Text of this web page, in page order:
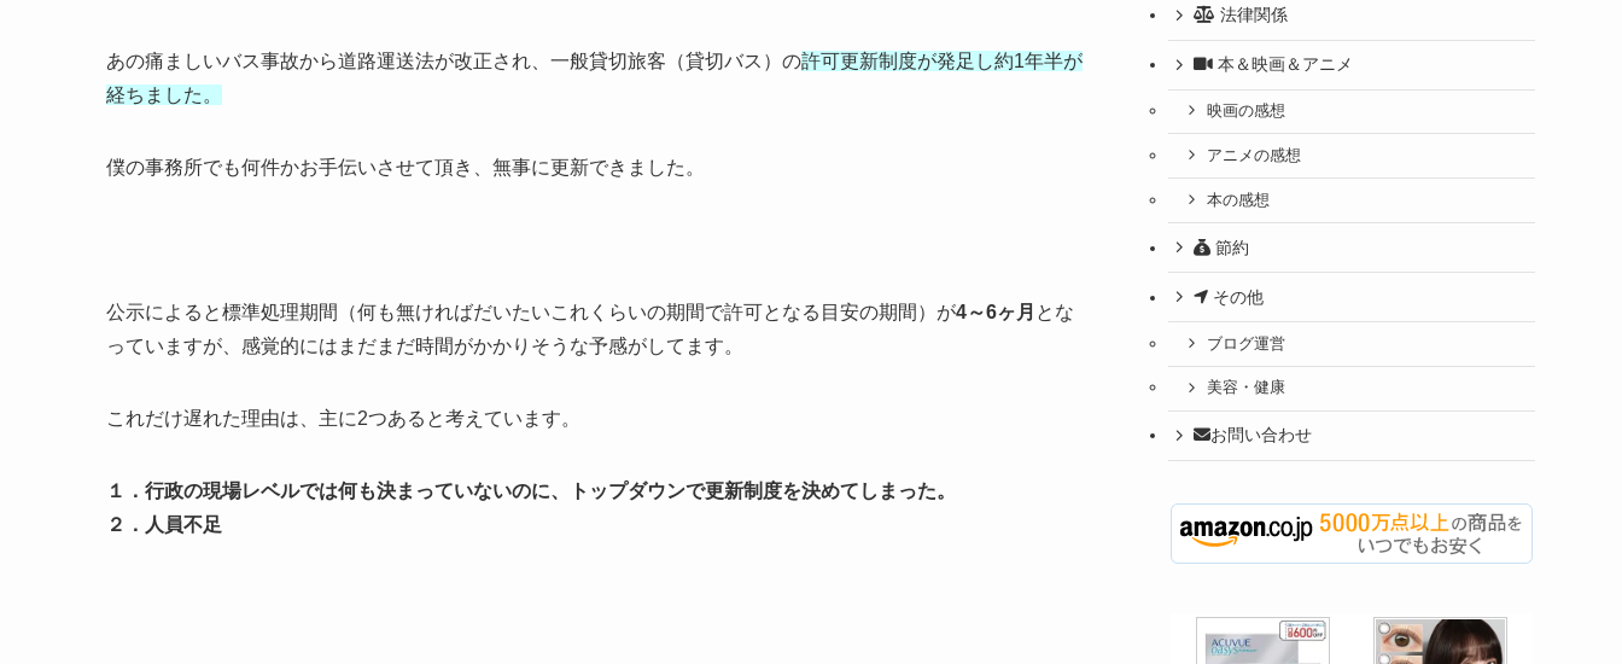
あの痛ましいバス事故から道路運送法が改正され、一般貸切旅客（貸切バス）の許可更新制度が発足し約1年半が
経ちました。
僕の事務所でも何件かお手伝いさせて頂き、無事に更新できました。
公示によると標準処理期間（何も無ければだいたいこれくらいの期間で許可となる目安の期間）が4～6ヶ月 とな
っていますが、感覚的にはまだまだ時間がかかりそうな予感がしてます。
これだけ遅れた理由は、主に2つあると考えています。
１．行政の現場レベルでは何も決まっていないのに、トップダウンで更新制度を決めてしまった。
２．人員不足
法律関係
本＆映画＆アニメ
映画の感想
アニメの感想
本の感想
節約
その他
ブログ運営
美容・健康
お問い合わせ